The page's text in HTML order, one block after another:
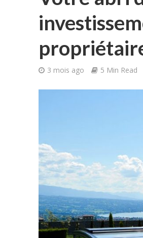
3 mois ago 5 Min Read